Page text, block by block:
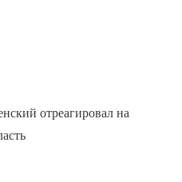
отреагировал на